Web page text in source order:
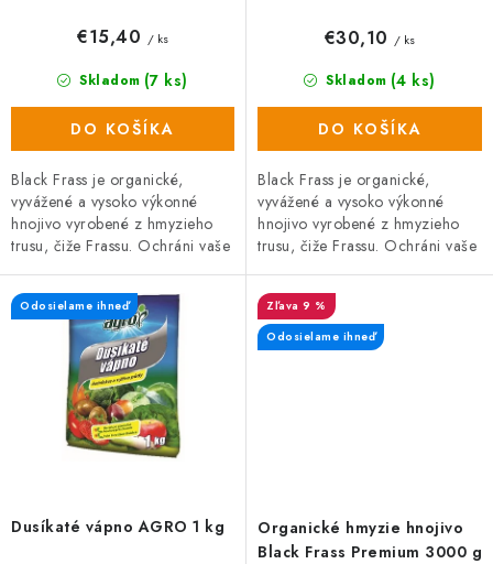
Skladom (7 ks)
€15,40 / ks
DO KOŠÍKA
Black Frass je organické,
vyvážené a vysoko výkonné
hnojivo vyrobené z hmyzieho
trusu, čiže Frassu. Ochráni vaše
a plesňami a zároveň prispieva
k...
Skladom (4 ks)
€30,10 / ks
DO KOŠÍKA
Black Frass je organické,
vyvážené a vysoko výkonné
hnojivo vyrobené z hmyzieho
trusu, čiže Frassu. Ochráni vaše
a plesňami a zároveň prispieva
k...
Dusíkaté vápno AGRO 1 kg
Odosielame ihneď
Organické hmyzie hnojivo
Black Frass Premium 3000 g
9 %
Odosielame ihneď